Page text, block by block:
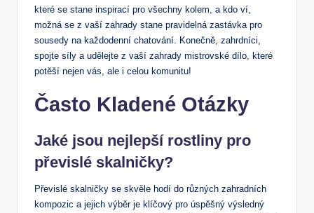
které se stane inspirací pro všechny kolem, a kdo ví,
možná se z vaší zahrady stane pravidelná zastávka pro
sousedy na každodenní chatování. Konečně, zahrdníci,
spojte síly a udělejte z vaší zahrady mistrovské dílo, které
potěší nejen vás, ale i celou komunitu!
Často Kladené Otázky
Jaké jsou nejlepší rostliny pro
převislé skalničky?
Převislé skalničky se skvěle hodí do různých zahradních
kompozic a jejich výběr je klíčový pro úspěšný výsledný